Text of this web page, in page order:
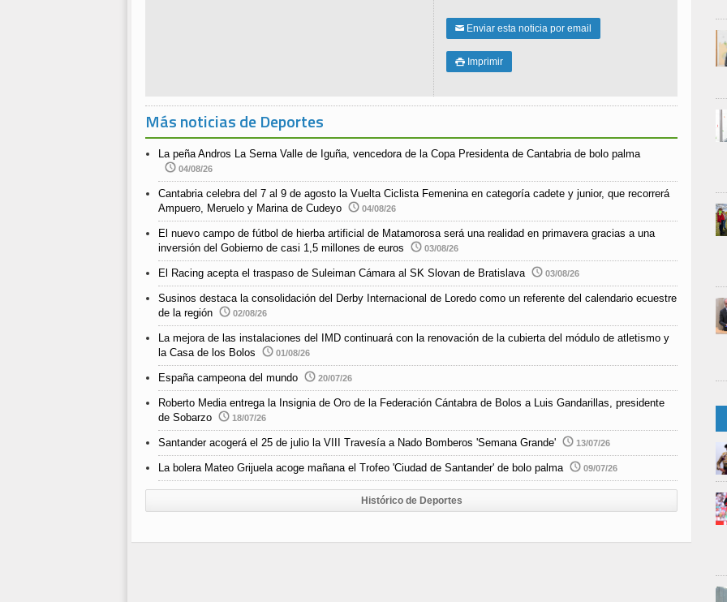
✉ Enviar esta noticia por email
 Imprimir
Más noticias de Deportes
La peña Andros La Serna Valle de Iguña, vencedora de la Copa Presidenta de Cantabria de bolo palma
04/08/26
Cantabria celebra del 7 al 9 de agosto la Vuelta Ciclista Femenina en categoría cadete y junior, que recorrerá
Ampuero, Meruelo y Marina de Cudeyo
04/08/26
El nuevo campo de fútbol de hierba artificial de Matamorosa será una realidad en primavera gracias a una
inversión del Gobierno de casi 1,5 millones de euros
03/08/26
El Racing acepta el traspaso de Suleiman Cámara al SK Slovan de Bratislava 03/08/26
Susinos destaca la consolidación del Derby Internacional de Loredo como un referente del calendario ecuestre
de la región
02/08/26
La mejora de las instalaciones del IMD continuará con la renovación de la cubierta del módulo de atletismo y
la Casa de los Bolos
01/08/26
España campeona del mundo 20/07/26
Roberto Media entrega la Insignia de Oro de la Federación Cántabra de Bolos a Luis Gandarillas, presidente
de Sobarzo
18/07/26
Santander acogerá el 25 de julio la VIII Travesía a Nado Bomberos 'Semana Grande' 13/07/26
La bolera Mateo Grijuela acoge mañana el Trofeo 'Ciudad de Santander' de bolo palma 09/07/26
Histórico de Deportes